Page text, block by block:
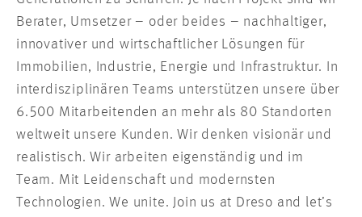
Berater, Umsetzer – oder beides – nachhaltiger,
innovativer und wirtschaftlicher Lösungen für
Immobilien, Industrie, Energie und Infrastruktur. In
interdisziplinären Teams unterstützen unsere über
6.500 Mitarbeitenden an mehr als 80 Standorten
weltweit unsere Kunden. Wir denken visionär und
realistisch. Wir arbeiten eigenständig und im
Team. Mit Leidenschaft und modernsten
Technologien. We unite. Join us at Dreso and let’s